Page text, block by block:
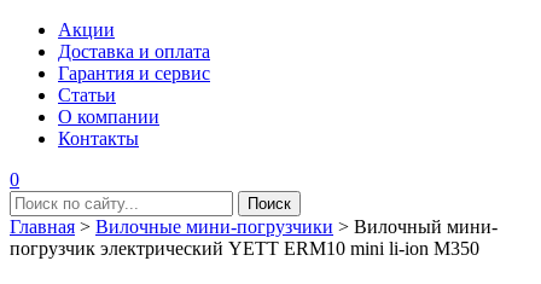
Акции
Доставка и оплата
Гарантия и сервис
Статьи
О компании
Контакты
0
Главная > Вилочные мини-погрузчики > Вилочный мини-
погрузчик электрический YETT ERM10 mini li-ion M350